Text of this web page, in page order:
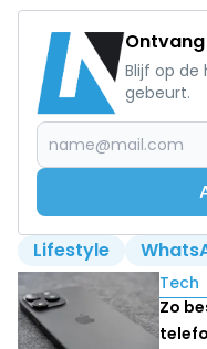
Blijf op
gebeurt.
Lifestyle
Lees ook
Tech
Zo